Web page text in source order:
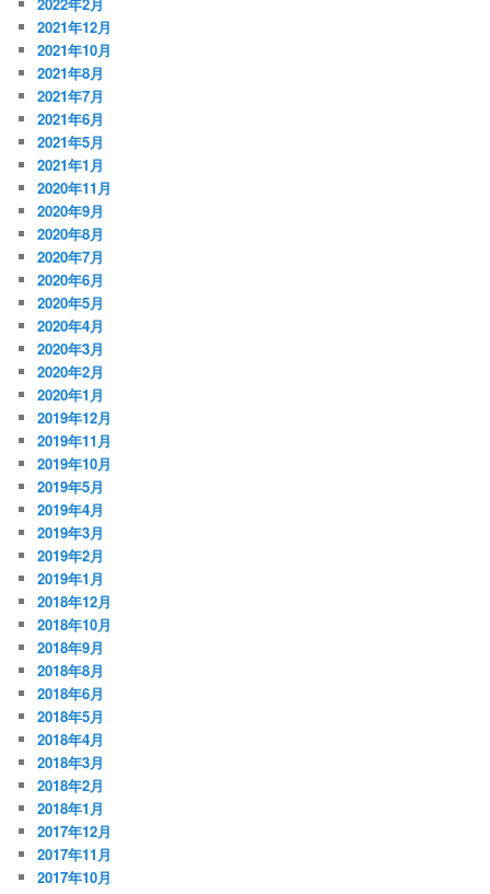
2021年12月
2021年10月
2021年8月
2021年7月
2021年6月
2021年5月
2021年1月
2020年11月
2020年9月
2020年8月
2020年7月
2020年6月
2020年5月
2020年4月
2020年3月
2020年2月
2020年1月
2019年12月
2019年11月
2019年10月
2019年5月
2019年4月
2019年3月
2019年2月
2019年1月
2018年12月
2018年10月
2018年9月
2018年8月
2018年6月
2018年5月
2018年4月
2018年3月
2018年2月
2018年1月
2017年12月
2017年11月
2017年10月